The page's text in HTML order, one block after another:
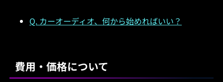
Q. カーオーディオ、何から始めればいい？
費用・価格について